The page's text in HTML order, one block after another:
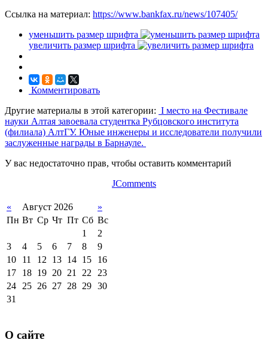
Ссылка на материал: https://www.bankfax.ru/news/107405/
уменьшить размер шрифта
увеличить размер шрифта
Комментировать
Другие материалы в этой категории: I место на Фестивале
науки Алтая завоевала студентка Рубцовского института
(филиала) АлтГУ. Юные инженеры и исследователи получили
заслуженные награды в Барнауле.
У вас недостаточно прав, чтобы оставить комментарий
JComments
« Август 2026
»
Пн Вт Ср Чт Пт Сб Вс
1
2
3
4 5 6 7 8
9
10
11 12 13 14 15
16
17
18 19 20 21 22
23
24
25 26 27 28 29 30
31
О сайте